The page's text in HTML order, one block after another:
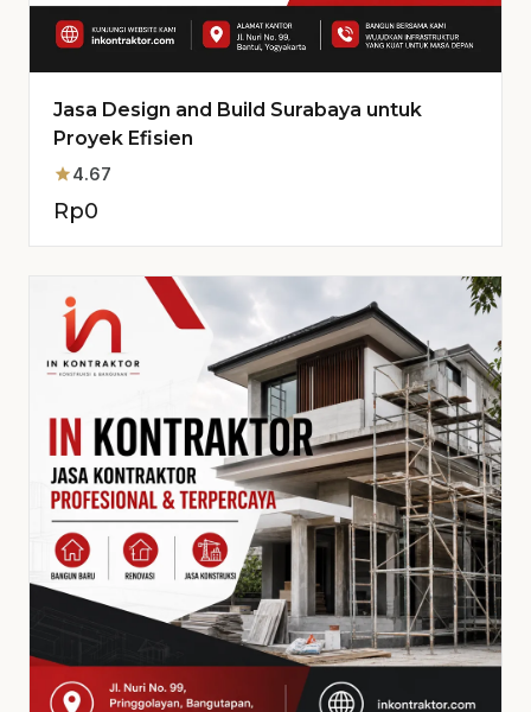
Jasa Design and Build Surabaya untuk
Proyek Efisien
star4.67
Rp0